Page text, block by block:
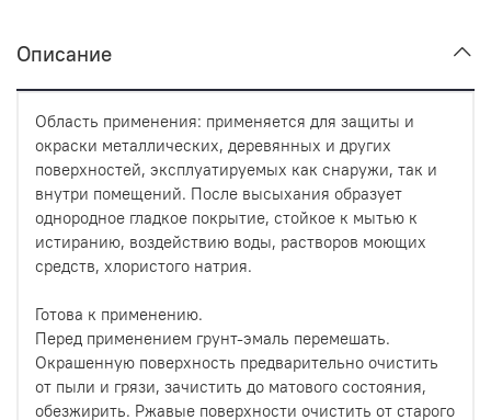
Описание
Область применения: применяется для защиты и
окраски металлических, деревянных и других
поверхностей, эксплуатируемых как снаружи, так и
внутри помещений. После высыхания образует
однородное гладкое покрытие, стойкое к мытью к
истиранию, воздействию воды, растворов моющих
средств, хлористого натрия.
Готова к применению.
Перед применением грунт-эмаль перемешать.
Окрашенную поверхность предварительно очистить
от пыли и грязи, зачистить до матового состояния,
обезжирить. Ржавые поверхности очистить от старого